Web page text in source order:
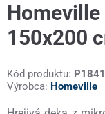
150x200
Kód produktu:
Výrobca: Homeville